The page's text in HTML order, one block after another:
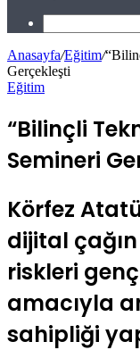
Anasayfa/Eğitim/
Gerçekleşti
Eğitim
“Bilinçli
Semineri
Körfez
dijital
riskleri
amacıyla
sahipliği